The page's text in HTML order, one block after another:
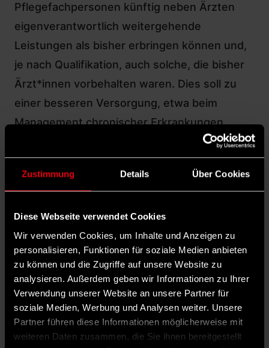
Zustimmung Details Über Cookies
Diese Webseite verwendet Cookies
Wir verwenden Cookies, um Inhalte und Anzeigen zu
personalisieren, Funktionen für soziale Medien anbieten
zu können und die Zugriffe auf unsere Website zu
analysieren. Außerdem geben wir Informationen zu Ihrer
Verwendung unserer Website an unsere Partner für
soziale Medien, Werbung und Analysen weiter. Unsere
Partner führen diese Informationen möglicherweise mit
weiteren Daten zusammen, die Sie ihnen bereitgestellt
Pflegefachpersonen künftig neben Ärzten
eigenverantwortlich weitergehende
Leistungen als bisher erbringen können und,
je nach Qualifikation, auch solche, die bisher
Ärzt*innen vorbehalten waren. Dies soll zu
einer besseren Versorgung, etwa beim
Management chronischer Erkrankungen
Gesundheitsförderung, führen. Am 8.
Oktober ist der Gesetzentwurf Thema bei
Gesundheitsausschuss des Bundestages.
Die SPD-BundestagsabgeordneteSabine
Dittmarbezeichnete beide Gesetzesvorhaben
als„wichtige Bausteine, um den Pflegeberuf
attraktiver, kompetenzorientierter und
flexibler zu gestalten“. Eine
qualitätsgesicherte, zugewandte und